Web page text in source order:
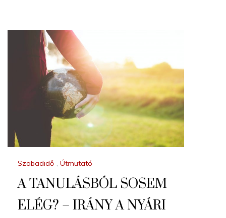
Szabadidő , Útmutató
A TANULÁSBÓL SOSEM
ELÉG? – IRÁNY A NYÁRI